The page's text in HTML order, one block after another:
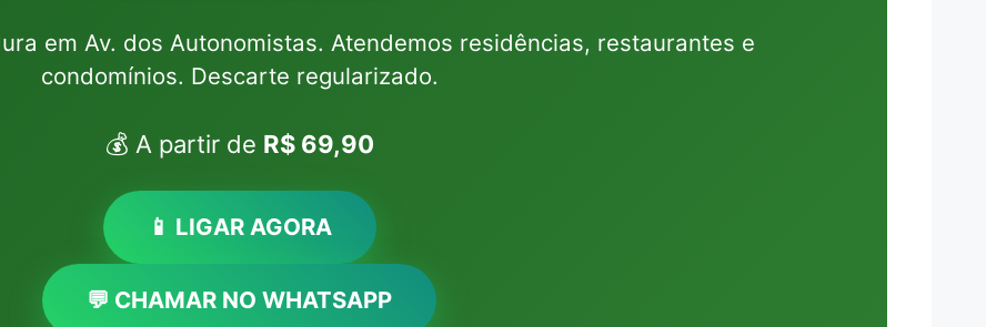
em Av. dos Autonomistas. Atendemos residências, restaurantes e
condomínios. Descarte regularizado.
💰 A partir de R$ 69,90
📱 LIGAR AGORA
💬 CHAMAR NO WHATSAPP